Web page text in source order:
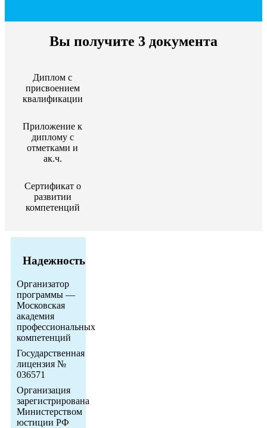
Вы получите 3 документа
Диплом с
присвоением
квалификации
Приложение к
диплому c
отметками и
ак.ч.
Сертификат о
развитии
компетенций
Надежность
Организатор
программы —
Московская
академия
профессиональных
компетенций
Государственная
лицензия №
036571
Организация
зарегистрирована
Министерством
юстиции РФ